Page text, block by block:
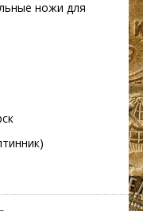
ножи для